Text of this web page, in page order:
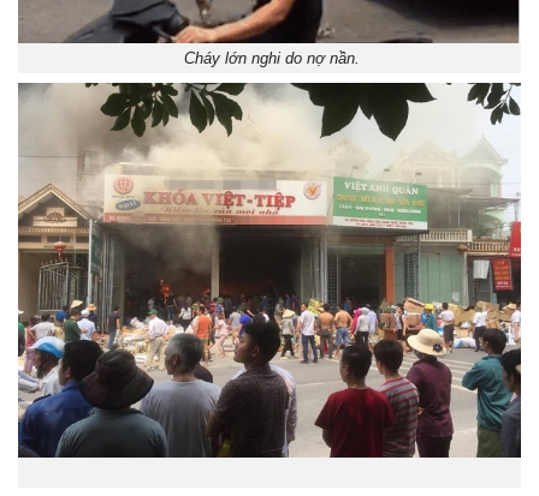
Cháy lớn nghi do nợ nần.